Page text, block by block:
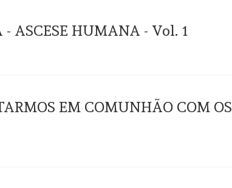
ASCESE HUMANA - Vol. 1
EM COMUNHÃO COM OS